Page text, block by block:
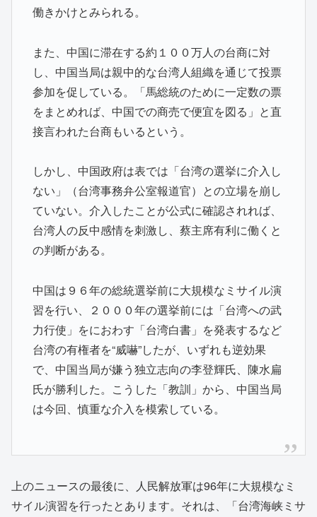
働きかけとみられる。
また、中国に滞在する約１００万人の台商に対
し、中国当局は親中的な台湾人組織を通じて投票
参加を促している。「馬総統のために一定数の票
をまとめれば、中国での商売で便宜を図る」と直
接言われた台商もいるという。
しかし、中国政府は表では「台湾の選挙に介入し
ない」（台湾事務弁公室報道官）との立場を崩し
ていない。介入したことが公式に確認されれば、
台湾人の反中感情を刺激し、蔡主席有利に働くと
の判断がある。
中国は９６年の総統選挙前に大規模なミサイル演
習を行い、２０００年の選挙前には「台湾への武
力行使」をにおわす「台湾白書」を発表するなど
台湾の有権者を“威嚇”したが、いずれも逆効果
で、中国当局が嫌う独立志向の李登輝氏、陳水扁
氏が勝利した。こうした「教訓」から、中国当局
は今回、慎重な介入を模索している。
上のニュースの最後に、人民解放軍は96年に大規模なミ
サイル演習を行ったとあります。それは、「台湾海峡ミサ